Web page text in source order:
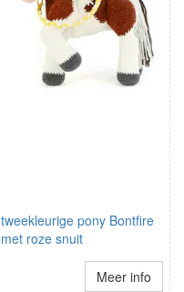
tweekleurige pony Bontfire
met roze snuit
Meer info